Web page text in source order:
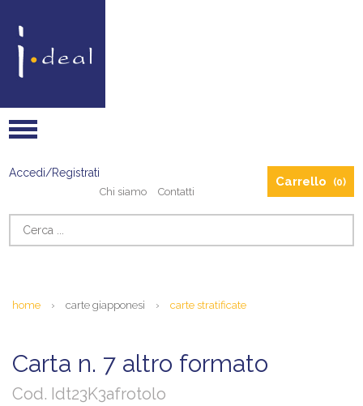
Accedi/Registrati
Carrello (0)
Chi siamo Contatti
home › carte giapponesi › carte stratificate
carta n. 7 altro formato
Cod. Idt23K3afrotolo